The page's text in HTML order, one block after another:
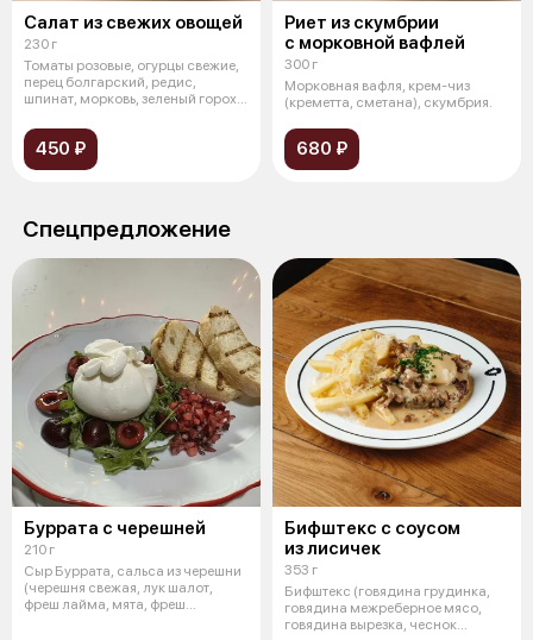
Салат из свежих овощей
230 г
Томаты розовые, огурцы свежие,
перец болгарский, редис,
шпинат, морковь, зеленый горох,
450 ₽
Риет из скумбрии
с морковной вафлей
300 г
Морковная вафля, крем-чиз
(креметта, сметана), скумбрия.
680 ₽
Спецпредложение
Буррата с черешней
210 г
Сыр Буррата, сальса из черешни
(черешня свежая, лук шалот,
фреш лайма, мята, фреш
Бифштекс c соусом
из лисичек
353 г
Бифштекс (говядина грудинка,
говядина межреберное мясо,
говядина вырезка, чеснок